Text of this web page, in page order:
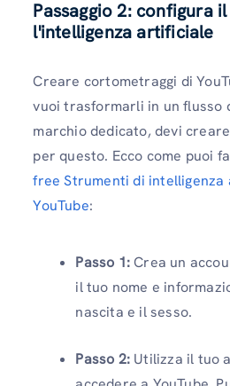
Passaggio 2: configura
l'intelligenza artificiale
Creare cortometraggi di
vuoi trasformarli in un flusso
marchio dedicato, devi
per questo. Ecco come puoi
free Strumenti di
YouTube:
Passo 1:Crea un
il tuo nome e
nascita e il sesso.
Passo 2: Utilizza il tuo